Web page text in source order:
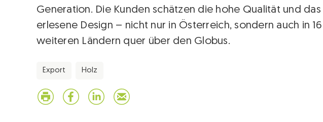
Generation. Die Kunden schätzen die hohe Qualität und das
erlesene Design – nicht nur in Österreich, sondern auch in 16
weiteren Ländern quer über den Globus.
Export Holz